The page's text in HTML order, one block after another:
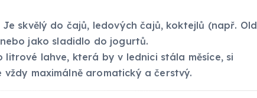
skvělý do čajů, ledových čajů, koktejlů (např. Old
jako sladidlo do jogurtů.
litrové lahve, která by v lednici stála měsíce, si
maximálně aromatický a čerstvý.